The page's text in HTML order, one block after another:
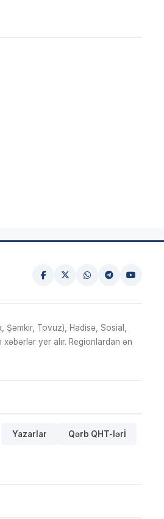
Tovuz), Hadisə, Sosial,
yer alır. Regionlardan ən
Yazarlar Qərb QHT-lərİ